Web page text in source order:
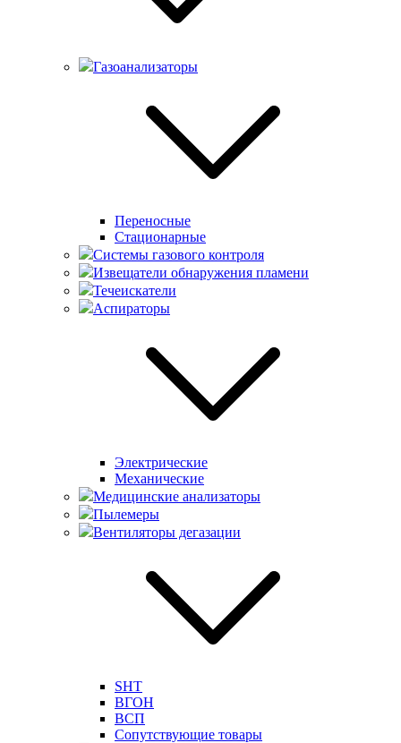
Газоанализаторы
Переносные
Стационарные
Системы газового контроля
Извещатели обнаружения пламени
Течеискатели
Аспираторы
Электрические
Механические
Медицинские анализаторы
Пылемеры
Вентиляторы дегазации
SHT
ВГОН
ВСП
Сопутствующие товары